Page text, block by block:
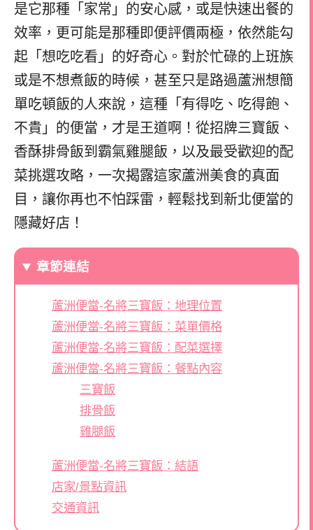
是它那種「家常」的安心感，或是快速出餐的
效率，更可能是那種即便評價兩極，依然能勾
起「想吃吃看」的好奇心。對於忙碌的上班族
或是不想煮飯的時候，甚至只是路過蘆洲想簡
單吃頓飯的人來說，這種「有得吃、吃得飽、
不貴」的便當，才是王道啊！從招牌三寶飯、
香酥排骨飯到霸氣雞腿飯，以及最受歡迎的配
菜挑選攻略，一次揭露這家蘆洲美食的真面
目，讓你再也不怕踩雷，輕鬆找到新北便當的
隱藏好店！
章節連結
蘆洲便當-名將三寶飯：地理位置
蘆洲便當-名將三寶飯：菜單價格
蘆洲便當-名將三寶飯：配菜選擇
蘆洲便當-名將三寶飯：餐點內容
三寶飯
排骨飯
雞腿飯
蘆洲便當-名將三寶飯：結語
店家/景點資訊
交通資訊